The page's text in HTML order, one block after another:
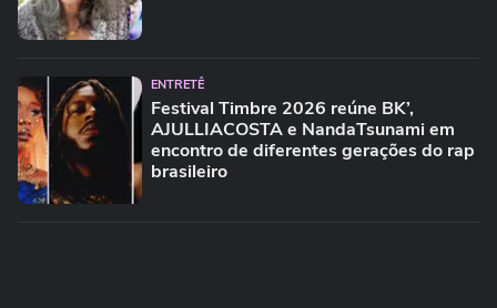
ENTRETÊ
Festival Timbre 2026 reúne BK’,
AJULLIACOSTA e NandaTsunami em
encontro de diferentes gerações do rap
brasileiro